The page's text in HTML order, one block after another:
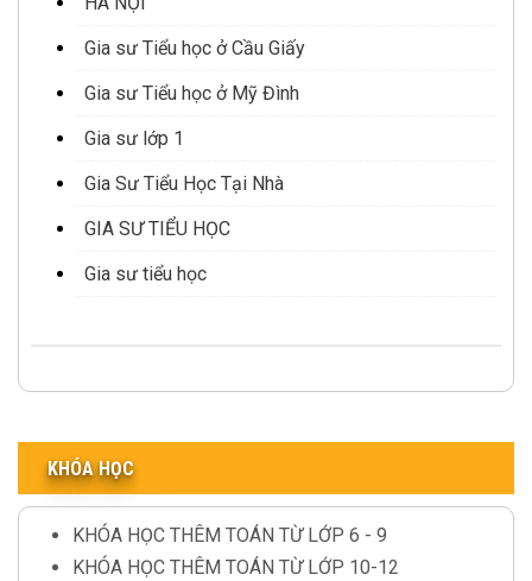
Gia sư Tiểu học ở Cầu Giấy
Gia sư Tiểu học ở Mỹ Đình
Gia sư lớp 1
Gia Sư Tiểu Học Tại Nhà
GIA SƯ TIỂU HỌC
Gia sư tiểu học
KHÓA HỌC
KHÓA HỌC THÊM TOÁN TỪ LỚP 6 - 9
KHÓA HỌC THÊM TOÁN TỪ LỚP 10-12